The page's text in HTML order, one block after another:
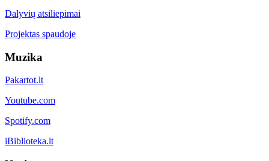
Dalyvių atsiliepimai
Projektas spaudoje
Muzika
Pakartot.lt
Youtube.com
Spotify.com
iBiblioteka.lt